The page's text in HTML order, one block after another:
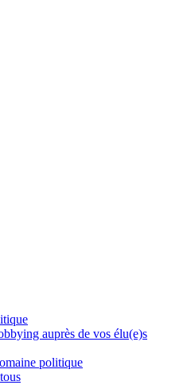
auprès de vos élu(e)s
politique